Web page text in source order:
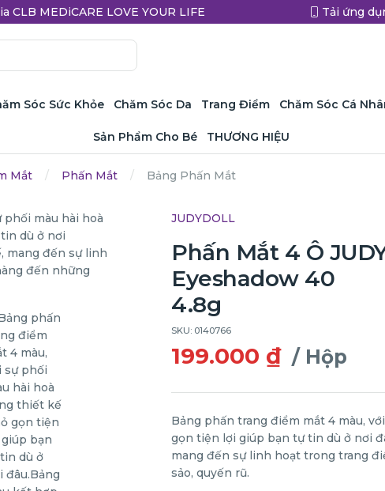
MEDiCARE LOVE YOUR LIFE Tải ứng
Sóc Sức Khỏe Chăm Sóc Da Trang Điểm Chăm Sóc Cá
Sản Phẩm Cho Bé THƯƠNG HIỆU
Mắt Phấn Mắt Bảng Phấn Mắt
JUDYDOLL
Phấn Mắt 4 Ô
Eyeshadow 40
4.8g
SKU: 0140766
199.000 ₫ / Hộp
Bảng phấn trang điểm mắt 4 màu,
gọn tiện lợi giúp bạn tự tin dù ở nơi
mang đến sự linh hoạt trong trang
sảo, quyến rũ.